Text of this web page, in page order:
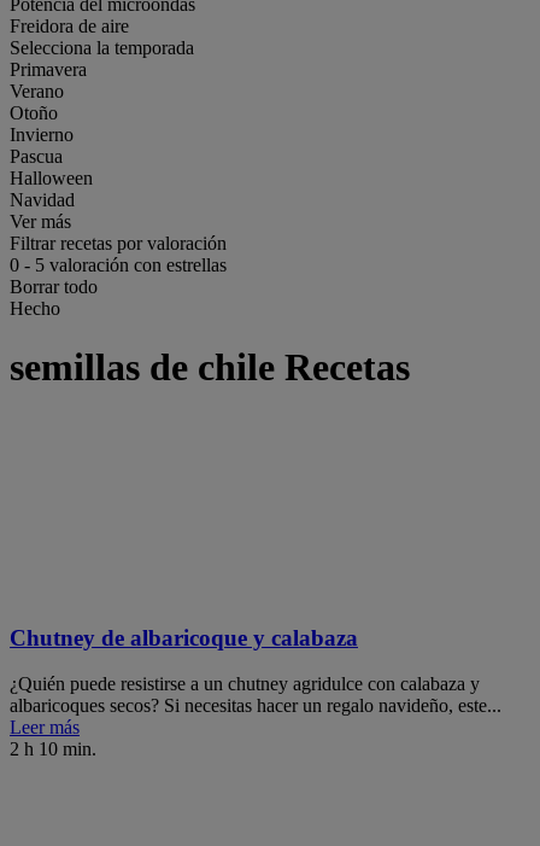
Potencia del microondas
Freidora de aire
Selecciona la temporada
Primavera
Verano
Otoño
Invierno
Pascua
Halloween
Navidad
Ver más
Filtrar recetas por valoración
0 - 5 valoración con estrellas
Borrar todo
Hecho
semillas de chile Recetas
Chutney de albaricoque y calabaza
¿Quién puede resistirse a un chutney agridulce con calabaza y
albaricoques secos? Si necesitas hacer un regalo navideño, este...
Leer más
2 h 10 min.